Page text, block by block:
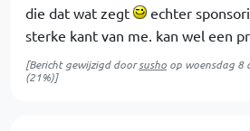
die dat wat zegt
echter
sterke kant van me. kan wel een
[Bericht gewijzigd doorsusho op woensdag 8
(21%)]